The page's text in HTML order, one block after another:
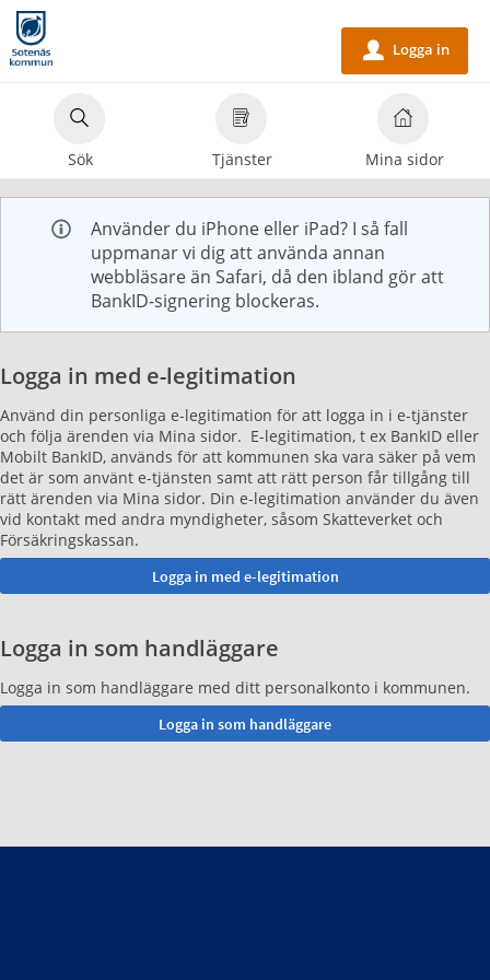
Välkommen
till
e-
tjänster
Sotenäs
kommun
Sök Tjänster Mina sidor
u Logga in
Använder du iPhone eller iPad? I så fall
uppmanar vi dig att använda annan
webbläsare än Safari, då den ibland gör att
BankID-signering blockeras.
Logga in med e-legitimation
Använd din personliga e-legitimation för att logga in i e-tjänster
och följa ärenden via Mina sidor. E-legitimation, t ex BankID eller
Mobilt BankID, används för att kommunen ska vara säker på vem
det är som använt e-tjänsten samt att rätt person får tillgång till
rätt ärenden via Mina sidor. Din e-legitimation använder du även
vid kontakt med andra myndigheter, såsom Skatteverket och
Försäkringskassan.
Logga in som handläggare
Logga in som handläggare med ditt personalkonto i kommunen.